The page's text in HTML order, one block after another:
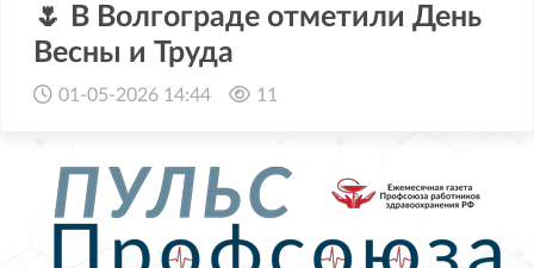
🌷 В Волгограде отметили День
Весны и Труда
01-05-2026 14:44 11